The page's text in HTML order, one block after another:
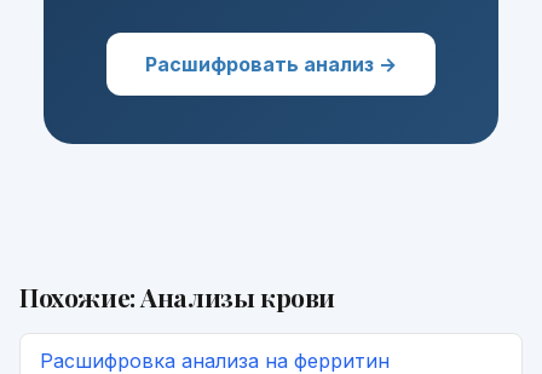
Расшифровать анализ →
Похожие: Анализы крови
Расшифровка анализа на ферритин